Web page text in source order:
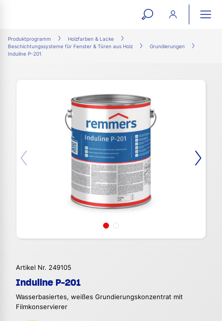
open
Produktprogramm
Holzfarben & Lacke
Beschichtungssysteme für Fenster & Türen aus Holz
Grundierungen
Induline P-201
Artikel Nr. 249105
Induline P-201
Wasserbasiertes, weißes Grundierungskonzentrat mit
Filmkonservierer